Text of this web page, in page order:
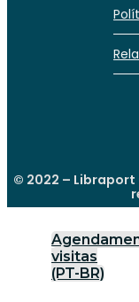
© 2022 –
visitas
(PT-BR)